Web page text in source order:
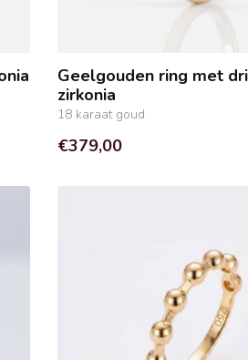
Geelgouden ring met
zirkonia
18 karaat goud
€379,00